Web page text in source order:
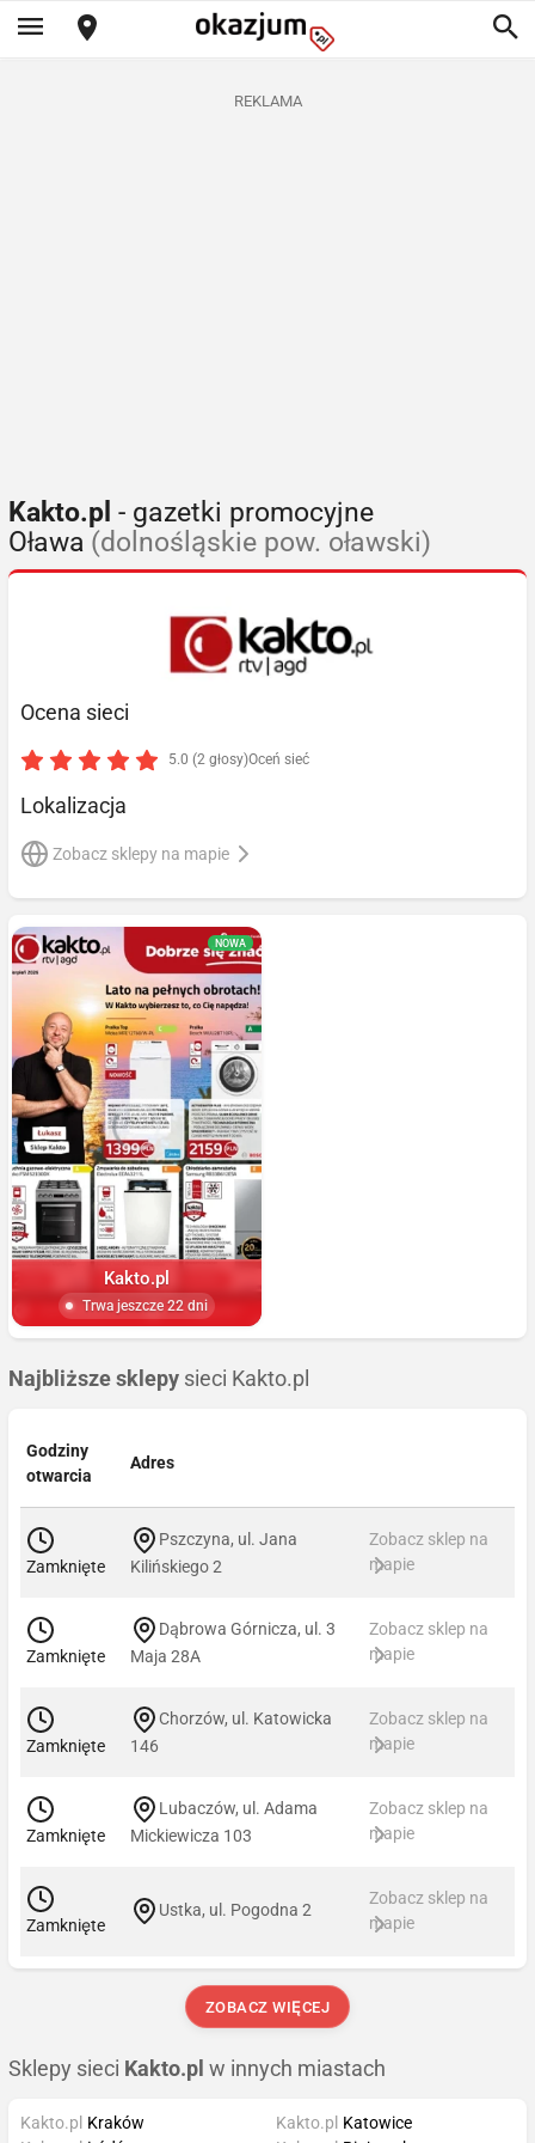
REKLAMA
Kakto.pl - gazetki promocyjne
Oława (dolnośląskie pow. oławski)
Ocena sieci
5.0 (2 głosy)Oceń sieć
Lokalizacja
Zobacz sklepy na mapie
NOWA
Kakto.pl
Trwa jeszcze 22 dni
Najbliższe sklepy sieci Kakto.pl
Godziny
otwarcia
Adres
Zamknięte
Pszczyna, ul. Jana
Kilińskiego 2
Zobacz sklep na
mapie
Zamknięte
Dąbrowa Górnicza, ul. 3
Maja 28A
Zobacz sklep na
mapie
Zamknięte
Chorzów, ul. Katowicka
146
Zobacz sklep na
mapie
Zamknięte
Lubaczów, ul. Adama
Mickiewicza 103
Zobacz sklep na
mapie
Zamknięte
Ustka, ul. Pogodna 2
Zobacz sklep na
mapie
ZOBACZ WIĘCEJ
Sklepy sieci Kakto.pl w innych miastach
Kakto.pl Kraków
Kakto.pl Katowice